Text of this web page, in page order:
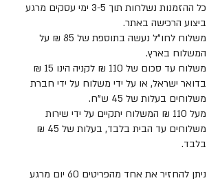
כל ההזמנות נשלחות תוך 3-5 ימי עסקים מרגע
ביצוע הרכישה באתר.
משלוח לחו"ל נעשה בתוספת של 85 ₪ על
המשלוח בארץ.
משלוח עד סכום של 110 ₪ לקניה הינו 15 ₪
בדואר ישראל, או על ידי משלוח על ידי חברת
משלוחים בעלות של 45 ש"ח.
מעל 110 ₪ המשלוח יתקיים על ידי שירות
משלוחים עד הבית בלבד, בעלות של 45 ₪
בלבד.
ניתן להחזיר את אחד מהפריטים 60 יום מרגע